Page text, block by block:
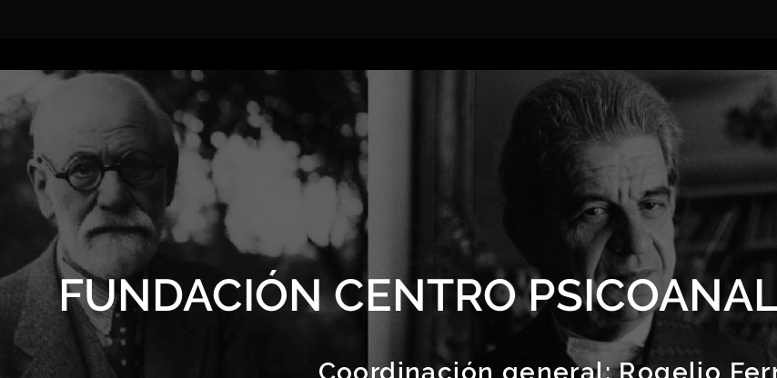
FUNDACIÓN CENTRO